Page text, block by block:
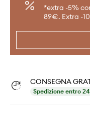
*extra -5%
89€. Extra -
CONSEGNA
Spedizione entro